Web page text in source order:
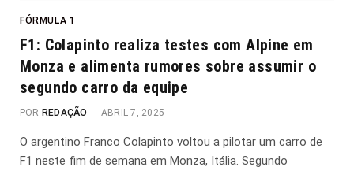
FÓRMULA 1
F1: Colapinto realiza testes com Alpine em
Monza e alimenta rumores sobre assumir o
segundo carro da equipe
POR REDAÇÃO ABRIL 7, 2025
O argentino Franco Colapinto voltou a pilotar um carro de
F1 neste fim de semana em Monza, Itália. Segundo